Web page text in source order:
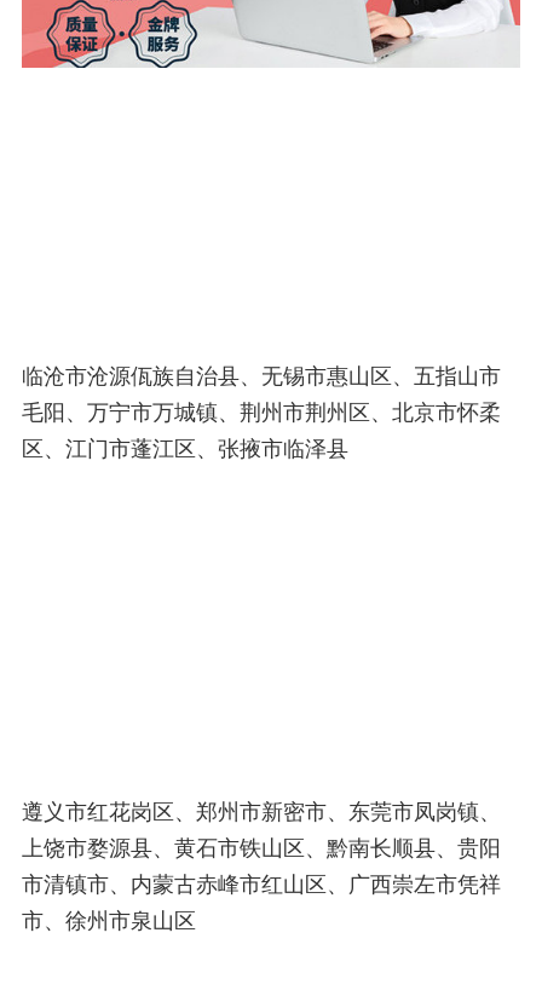
临沧市沧源佤族自治县、无锡市惠山区、五指山市
毛阳、万宁市万城镇、荆州市荆州区、北京市怀柔
区、江门市蓬江区、张掖市临泽县
遵义市红花岗区、郑州市新密市、东莞市凤岗镇、
上饶市婺源县、黄石市铁山区、黔南长顺县、贵阳
市清镇市、内蒙古赤峰市红山区、广西崇左市凭祥
市、徐州市泉山区